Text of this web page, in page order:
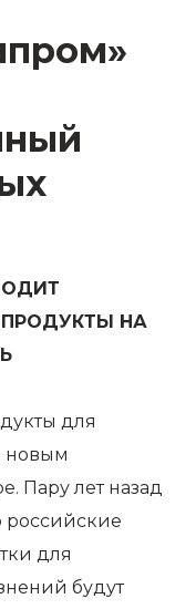
НА
для
новым
Пару лет назад
российские
для
будут